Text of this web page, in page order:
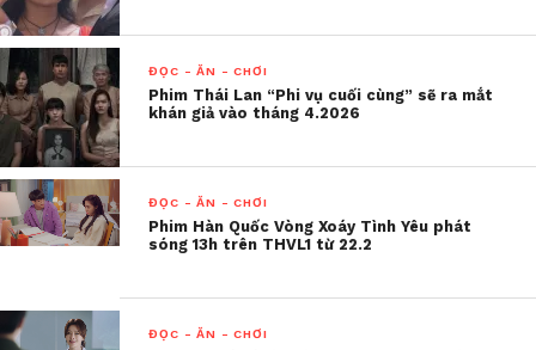
ĐỌC - ĂN - CHƠI
Phim Thái Lan “Phi vụ cuối cùng” sẽ ra mắt
khán giả vào tháng 4.2026
ĐỌC - ĂN - CHƠI
Phim Hàn Quốc Vòng Xoáy Tình Yêu phát
sóng 13h trên THVL1 từ 22.2
ĐỌC - ĂN - CHƠI